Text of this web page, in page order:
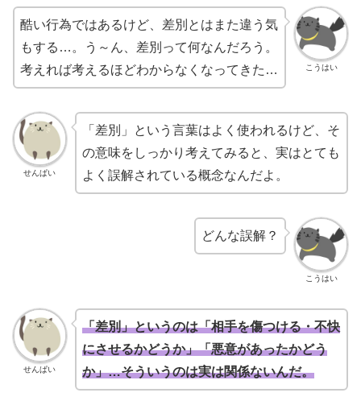
こうはい
酷い行為ではあるけど、差別とはまた違う気
もする…。う～ん、差別って何なんだろう。
考えれば考えるほどわからなくなってきた…
せんぱい
「差別」という言葉はよく使われるけど、そ
の意味をしっかり考えてみると、実はとても
よく誤解されている概念なんだよ。
こうはい
どんな誤解？
せんぱい
「差別」というのは「相手を傷つける・不快
にさせるかどうか」「悪意があったかどう
か」…そういうのは実は関係ないんだ。